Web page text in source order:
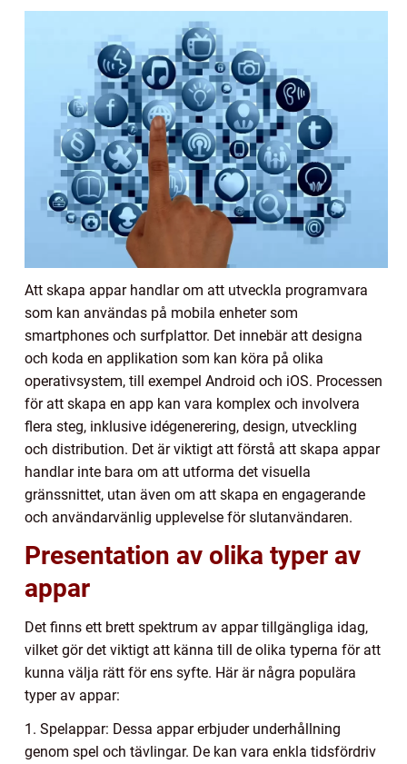
Att skapa appar handlar om att utveckla programvara
som kan användas på mobila enheter som
smartphones och surfplattor. Det innebär att designa
och koda en applikation som kan köra på olika
operativsystem, till exempel Android och iOS. Processen
för att skapa en app kan vara komplex och involvera
flera steg, inklusive idégenerering, design, utveckling
och distribution. Det är viktigt att förstå att skapa appar
handlar inte bara om att utforma det visuella
gränssnittet, utan även om att skapa en engagerande
och användarvänlig upplevelse för slutanvändaren.
Presentation av olika typer av
appar
Det finns ett brett spektrum av appar tillgängliga idag,
vilket gör det viktigt att känna till de olika typerna för att
kunna välja rätt för ens syfte. Här är några populära
typer av appar:
1. Spelappar: Dessa appar erbjuder underhållning
genom spel och tävlingar. De kan vara enkla tidsfördriv